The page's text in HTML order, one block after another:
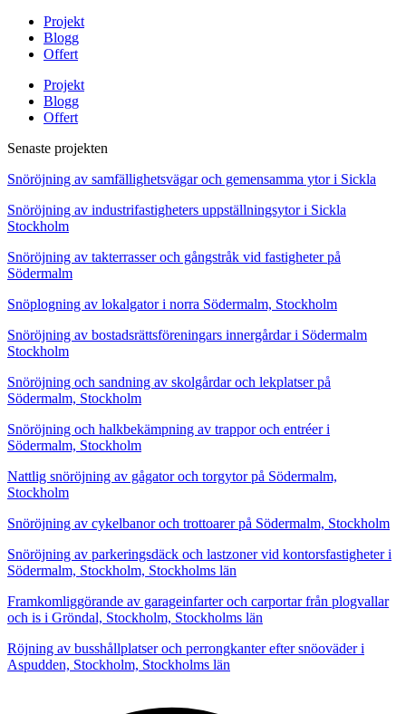
Projekt
Blogg
Offert
Projekt
Blogg
Offert
Senaste projekten
Snöröjning av samfällighetsvägar och gemensamma ytor i Sickla
Snöröjning av industrifastigheters uppställningsytor i Sickla
Stockholm
Snöröjning av takterrasser och gångstråk vid fastigheter på
Södermalm
Snöplogning av lokalgator i norra Södermalm, Stockholm
Snöröjning av bostadsrättsföreningars innergårdar i Södermalm
Stockholm
Snöröjning och sandning av skolgårdar och lekplatser på
Södermalm, Stockholm
Snöröjning och halkbekämpning av trappor och entréer i
Södermalm, Stockholm
Nattlig snöröjning av gågator och torgytor på Södermalm,
Stockholm
Snöröjning av cykelbanor och trottoarer på Södermalm, Stockholm
Snöröjning av parkeringsdäck och lastzoner vid kontorsfastigheter i
Södermalm, Stockholm, Stockholms län
Framkomliggörande av garageinfarter och carportar från plogvallar
och is i Gröndal, Stockholm, Stockholms län
Röjning av busshållplatser och perrongkanter efter snöoväder i
Aspudden, Stockholm, Stockholms län